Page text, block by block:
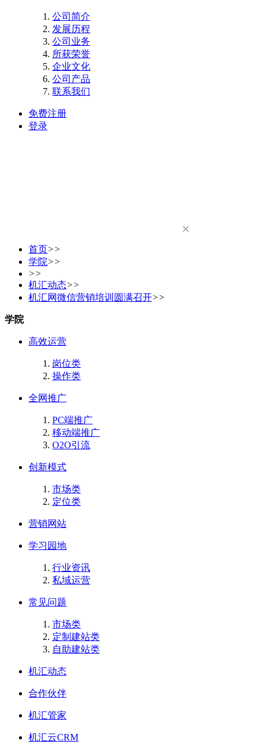
公司简介
发展历程
公司业务
所获荣誉
企业文化
公司产品
联系我们
免费注册
登录
首页>>
学院>>
>>
机汇动态>>
机汇网微信营销培训圆满召开>>
学院
高效运营
岗位类
操作类
全网推广
PC端推广
移动端推广
O2O引流
创新模式
市场类
定位类
营销网站
学习园地
行业资讯
私域运营
常见问题
市场类
定制建站类
自助建站类
机汇动态
合作伙伴
机汇管家
机汇云CRM